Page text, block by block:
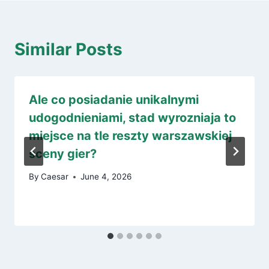
Similar Posts
Ale co posiadanie unikalnymi
udogodnieniami, stad wyrozniaja to
miejsce na tle reszty warszawskiej
sceny gier?
By Caesar June 4, 2026